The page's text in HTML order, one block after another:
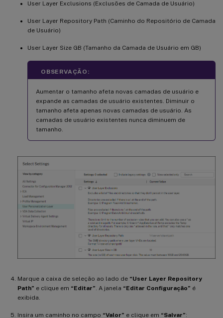
User Layer Exclusions (Exclusões de Camada de Usuário)
User Layer Repository Path (Caminho do Repositório de Camada
de Usuário)
User Layer Size GB (Tamanho da Camada de Usuário em GB)
OBSERVAÇÃO:
Aumentar o tamanho afeta novas camadas de usuário e
expande as camadas de usuário existentes. Diminuir o
tamanho afeta apenas novas camadas de usuário. As
camadas de usuário existentes nunca diminuem de
tamanho.
Marque a caixa de seleção ao lado de “User Layer Repository
Path” e clique em “Editar”. A janela “Editar Configuração” é
exibida.
Insira um caminho no campo “Valor” e clique em “Salvar”: